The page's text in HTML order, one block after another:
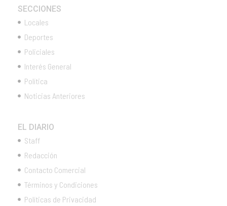
SECCIONES
Locales
Deportes
Policiales
Interés General
Política
Noticias Anteriores
EL DIARIO
Staff
Redacción
Contacto Comercial
Términos y Condiciones
Políticas de Privacidad